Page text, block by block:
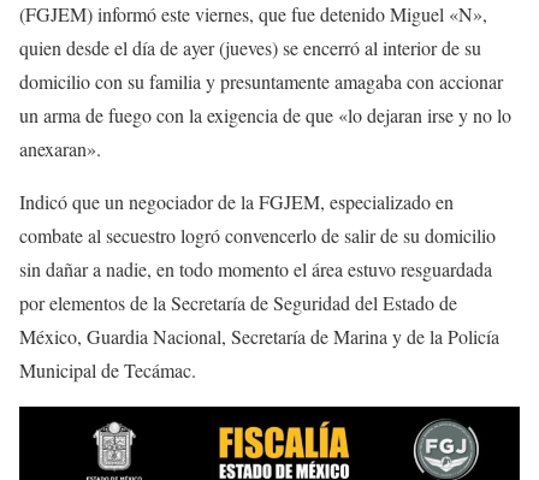
(FGJEM) informó este viernes, que fue detenido Miguel «N»,
quien desde el día de ayer (jueves) se encerró al interior de su
domicilio con su familia y presuntamente amagaba con accionar
un arma de fuego con la exigencia de que «lo dejaran irse y no lo
anexaran».
Indicó que un negociador de la FGJEM, especializado en
combate al secuestro logró convencerlo de salir de su domicilio
sin dañar a nadie, en todo momento el área estuvo resguardada
por elementos de la Secretaría de Seguridad del Estado de
México, Guardia Nacional, Secretaría de Marina y de la Policía
Municipal de Tecámac.